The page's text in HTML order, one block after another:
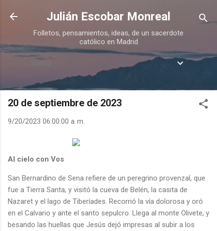
Ir al contenido principal
Julián Escobar Monreal
Folletos, pensamientos, ideas, de un sacerdote
católico en Madrid
Menú
20 de septiembre de 2023
9/20/2023 06:00:00 a. m.
Al cielo con Vos
San Bernardino de Sena refiere de un peregrino provenzal, que
fue a Tierra Santa, y visitó la cueva de Belén, la casita de
Nazaret y el lago de Tiberíades. Recorrió la vía dolorosa y oró
en el Calvario y ante el santo sepulcro. Llega al monte Olivete, y
besando las huellas que Jesús dejó impresas al subir a los